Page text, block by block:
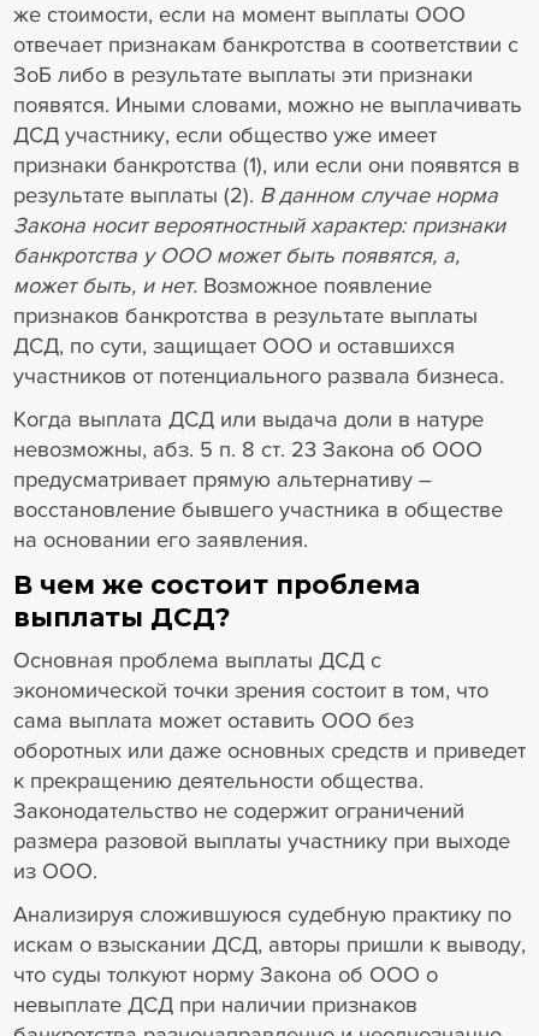
же стоимости, если на момент выплаты ООО
отвечает признакам банкротства в соответствии с
ЗоБ либо в результате выплаты эти признаки
появятся. Иными словами, можно не выплачивать
ДСД участнику, если общество уже имеет
признаки банкротства (1), или если они появятся в
результате выплаты (2). В данном случае норма
Закона носит вероятностный характер: признаки
банкротства у ООО может быть появятся, а,
может быть, и нет. Возможное появление
признаков банкротства в результате выплаты
ДСД, по сути, защищает ООО и оставшихся
участников от потенциального развала бизнеса.
Когда выплата ДСД или выдача доли в натуре
невозможны, абз. 5 п. 8 ст. 23 Закона об ООО
предусматривает прямую альтернативу –
восстановление бывшего участника в обществе
на основании его заявления.
В чем же состоит проблема
выплаты ДСД?
Основная проблема выплаты ДСД с
экономической точки зрения состоит в том, что
сама выплата может оставить ООО без
оборотных или даже основных средств и приведет
к прекращению деятельности общества.
Законодательство не содержит ограничений
размера разовой выплаты участнику при выходе
из ООО.
Анализируя сложившуюся судебную практику по
искам о взыскании ДСД, авторы пришли к выводу,
что cуды толкуют норму Закона об ООО о
невыплате ДСД при наличии признаков